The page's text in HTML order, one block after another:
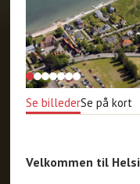
Se billederSe på kort
Velkommen til